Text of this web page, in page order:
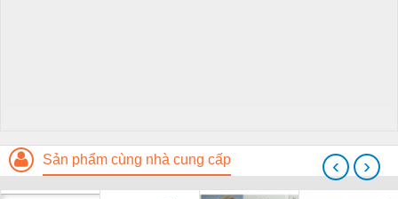
Sản phẩm cùng nhà cung cấp ‹ ›